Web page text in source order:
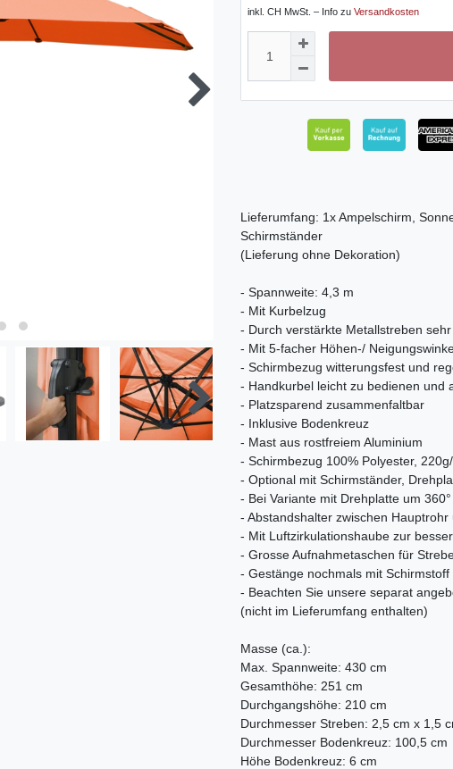
inkl. CH MwSt. – Info zu Versandkosten
Lieferumfang: 1x Ampelschirm,
Schirmständer
(Lieferung ohne Dekoration)
- Spannweite: 4,3 m
- Mit Kurbelzug
- Durch verstärkte Metallstreben
- Mit 5-facher Höhen-/
- Schirmbezug witterungsfest und
- Handkurbel leicht zu bedienen und
- Platzsparend zusammenfaltbar
- Inklusive Bodenkreuz
- Mast aus rostfreiem Aluminium
- Schirmbezug 100% Polyester,
- Optional mit Schirmständer,
- Bei Variante mit Drehplatte um
- Abstandshalter zwischen
- Mit Luftzirkulationshaube zur
- Grosse Aufnahmetaschen für
- Gestänge nochmals mit
- Beachten Sie unsere separat
(nicht im Lieferumfang enthalten)
Masse (ca.):
Max. Spannweite: 430 cm
Gesamthöhe: 251 cm
Durchgangshöhe: 210 cm
Durchmesser Streben: 2,5 cm x 1,5
Durchmesser Bodenkreuz: 100,5 cm
Höhe Bodenkreuz: 6 cm